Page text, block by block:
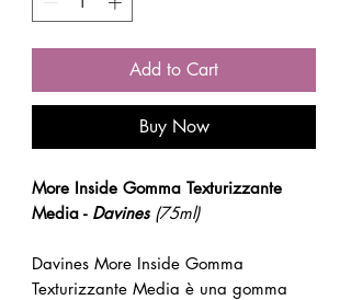
Add to Cart
Buy Now
More Inside Gomma Texturizzante
Media - Davines (75ml)
Davines More Inside Gomma
Texturizzante Media è una gomma